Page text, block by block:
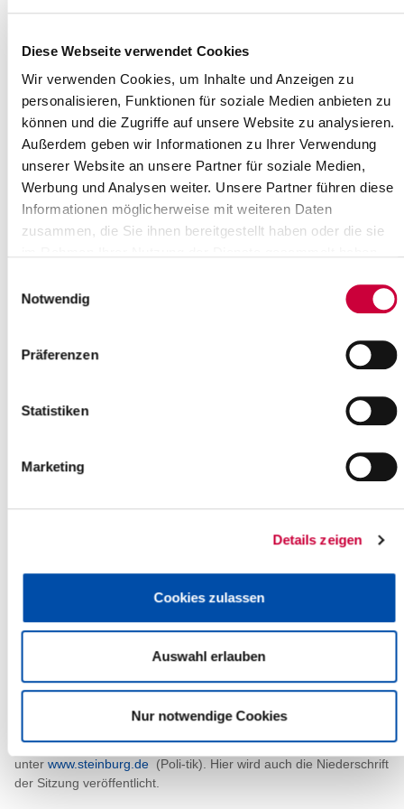
Diese Webseite verwendet Cookies
Wir verwenden Cookies, um Inhalte und Anzeigen zu
personalisieren, Funktionen für soziale Medien anbieten zu
können und die Zugriffe auf unsere Website zu analysieren.
Außerdem geben wir Informationen zu Ihrer Verwendung
unserer Website an unsere Partner für soziale Medien,
Werbung und Analysen weiter. Unsere Partner führen diese
Informationen möglicherweise mit weiteren Daten
zusammen, die Sie ihnen bereitgestellt haben oder die sie
Notwendig
Präferenzen
Statistiken
Marketing
Details zeigen
Cookies zulassen
Auswahl erlauben
Nur notwendige Cookies
14.05.21: Am Donnerstag, dem 20. Mai 2021, um 17.00 Uhr,
findet eine Sitzung des Umweltschutzausschusses des
Steinburger Kreistages statt. Sitzungsort ist der Kreistagssaal,
Viktoriastr. 16-18 in Itzehoe.
Folgende Themen stehen auf der Tagesordnung:
Öffentlicher Teil
Eröffnung der Sitzung, Begrüßung, Festlegungen zur
Neugestaltung der Gebührenkalkulation
Kreises Steinburg
Mitteilung über einen geplanten Auftrag gemäß § 12 Abs. 3
AVO des
Mitteilungen und Anfragen
Beschluss über Beratung der nachfolgenden
Maßgabe der Beschlussfassung voraussichtlich nicht
öffentlich beraten).
Öffentlicher Teil
Weitere Informationen finden Sie auf der Website des Kreises
unter www.steinburg.de (Poli-tik). Hier wird auch die Niederschrift
der Sitzung veröffentlicht.